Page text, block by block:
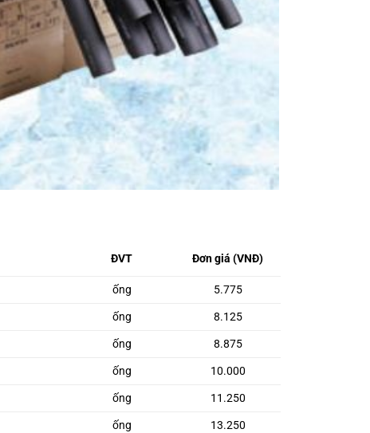
ĐVT Đơn giá (VNĐ)
ống 5.775
ống 8.125
ống 8.875
ống 10.000
ống 11.250
ống 13.250